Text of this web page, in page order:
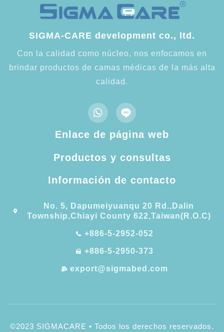
SIGMA-CARE development co., ltd.
Con la calidad como núcleo, nos enfocamos en
brindar productos de camas médicas de la más alta
calidad.
Enlace de página web
Productos y consultas
Información de contacto
No. 5, Dapumeiyuanqu 20 Rd.,Dalin
Township,Chiayi County 622,Taiwan(R.O.C)
+886-5-2952-052
+886-5-2950-373
export@sigmabed.com
©2023 SIGMACARE • Todos los derechos reservados.